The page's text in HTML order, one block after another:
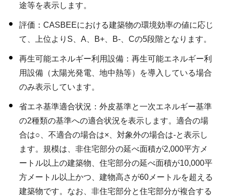
途等を表示します。
評価：CASBEEにおける建築物の環境効率の値に応じ
て、上位よりS、A、B+、B-、Cの5段階となります。
再生可能エネルギー利用設備：再生可能エネルギー利
用設備（太陽光発電、地中熱等）を導入している場合
のみ表示しています。
省エネ基準適合状況：外皮基準と一次エネルギー基準
の2種類の基準への適合状況を表示します。適合の場
合は○、不適合の場合は×、対象外の場合は-と表示し
ます。規模は、非住宅部分の延べ面積が2,000平方メ
ートル以上の建築物、住宅部分の延べ面積が10,000平
方メートル以上かつ、建物高さが60メートルを超える
建築物です。なお、非住宅部分と住宅部分が複合する